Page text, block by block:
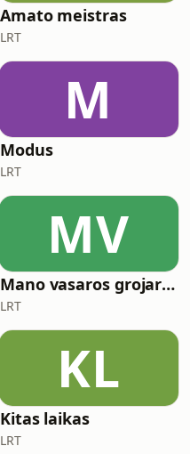
Amato meistras
LRT
M
Modus
LRT
MV
Mano vasaros grojaraštis
LRT
KL
Kitas laikas
LRT